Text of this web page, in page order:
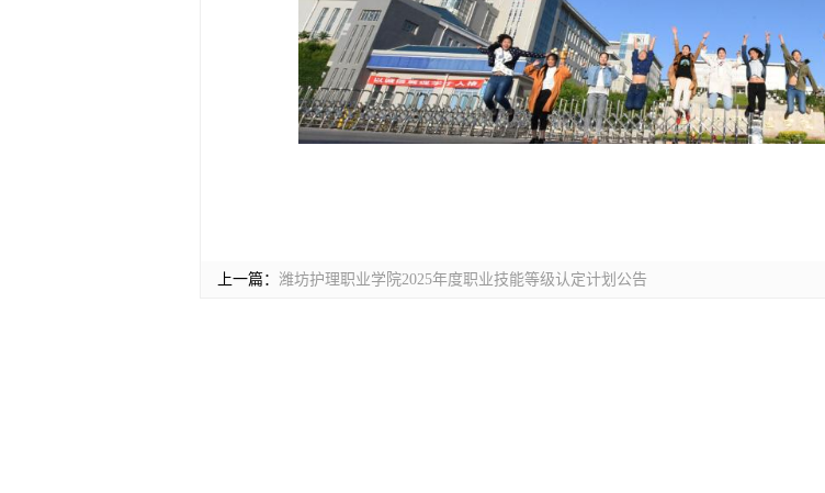
上一篇： 潍坊护理职业学院2025年度职业技能等级认定计划公告